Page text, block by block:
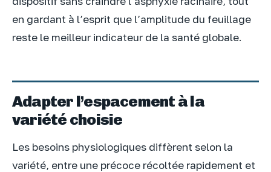
en gardant à l’esprit que l’amplitude du feuillage
reste le meilleur indicateur de la santé globale.
Adapter l’espacement à la
variété choisie
Les besoins physiologiques diffèrent selon la
variété, entre une précoce récoltée rapidement et